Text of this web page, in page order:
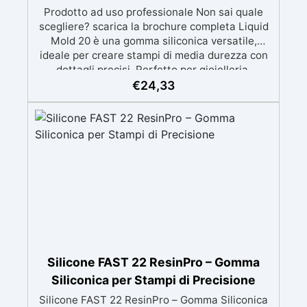
Prodotto ad uso professionale Non sai quale
scegliere? scarica la brochure completa Liquid
Mold 20 è una gomma siliconica versatile,
ideale per creare stampi di media durezza con
dettagli precisi. Perfetto per gioielleria,
sculture, oggetti artistici, prototipi, saponi,
artigianali con dettagli complessi. Compatibile
con: resina epossidica, gesso, cera, poliuretano,
cemento e materiali compositi. ✔️ EQUILIBRIO
sculture, oggetti artistici e prototipazione. ✔️
TEMPI TECNICI Tempo di lavoro (WT): 60-80
minuti. Tempo di indurimento: 24 ore. Modalità
d’uso per tutta la linea Liquid Mold
€24,33
Silicone FAST 22 ResinPro – Gomma
Siliconica per Stampi di Precisione
Silicone FAST 22 ResinPro – Gomma Siliconica